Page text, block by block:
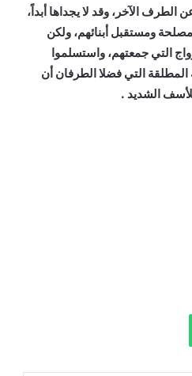
الآخر، وقد لا يجداها أبداً،
ومستقبل أبنائهم، ولكن
التي جمعتهم، واستسلموا
المطلقة التي فضلا الطرفان أن
الشديد .